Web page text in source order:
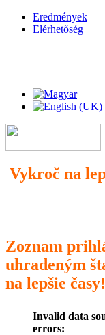
Eredmények
Elérhetőség
Vykroč na
Zoznam
uhradeným
na lepšie časy!
Invalid data
errors: